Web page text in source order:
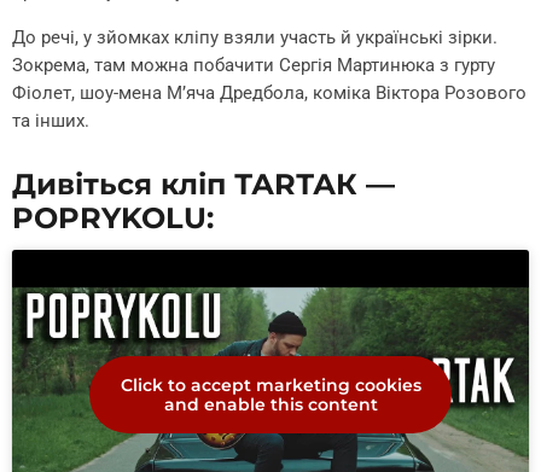
До речі, у зйомках кліпу взяли участь й українські зірки.
Зокрема, там можна побачити Сергія Мартинюка з гурту
Фіолет, шоу-мена М’яча Дредбола, коміка Віктора Розового
та інших.
Дивіться кліп ТАRТАК —
POPRYKOLU:
Click to accept marketing cookies
and enable this content